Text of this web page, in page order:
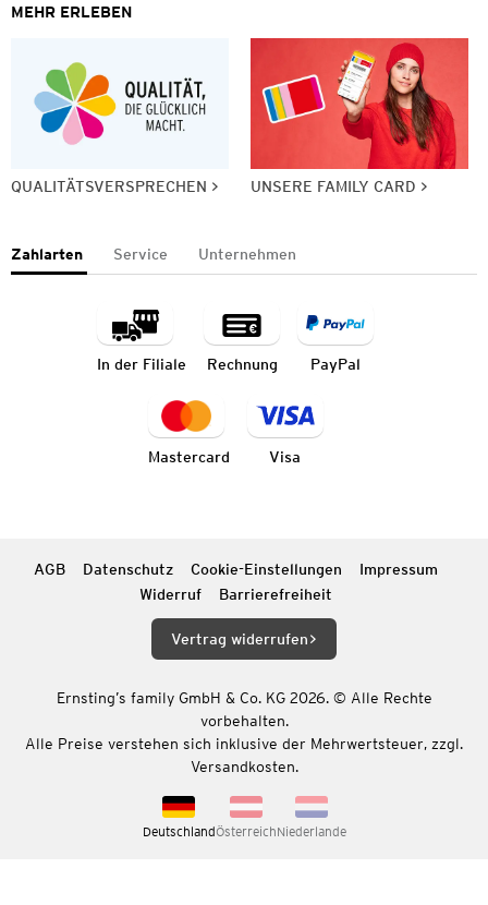
MEHR ERLEBEN
QUALITÄTSVERSPRECHEN UNSERE FAMILY CARD
Zahlarten Service Unternehmen
In der Filiale Rechnung PayPal
Mastercard Visa
AGB Datenschutz Cookie-Einstellungen
Impressum
Widerruf
Barrierefreiheit
Vertrag widerrufen
Ernsting’s family GmbH & Co. KG 2026. © Alle Rechte
vorbehalten.
Alle Preise verstehen sich inklusive der Mehrwertsteuer, zzgl.
Versandkosten.
DeutschlandÖsterreichNiederlande